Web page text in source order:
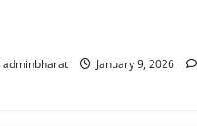
adminbharat January 9, 2026